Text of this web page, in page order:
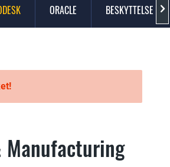
ORACLE BESKYTTELSE 
Manufacturing